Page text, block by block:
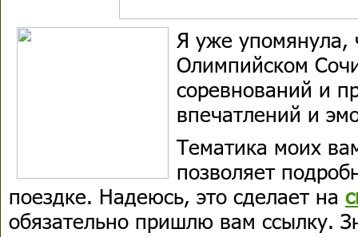
Я уже упомянула,
Олимпийском
соревнований и
впечатлений и
Тематика моих
позволяет
поездке. Надеюсь, это сделает на
обязательно пришлю вам ссылку.